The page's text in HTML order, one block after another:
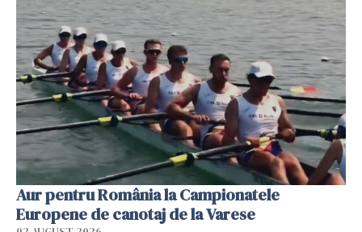
Aur pentru România la Campionatele
Europene de canotaj de la Varese